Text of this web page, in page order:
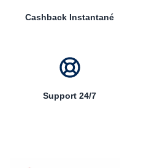
Cashback Instantané
Support 24/7